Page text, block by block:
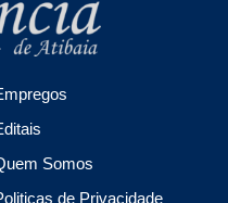
Somos
de Privacidade